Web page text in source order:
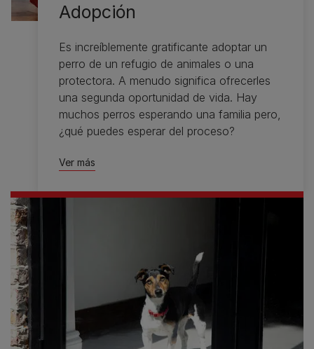
Adopción
Es increíblemente gratificante adoptar un
perro de un refugio de animales o una
protectora. A menudo significa ofrecerles
una segunda oportunidad de vida. Hay
muchos perros esperando una familia pero,
¿qué puedes esperar del proceso?
Ver más